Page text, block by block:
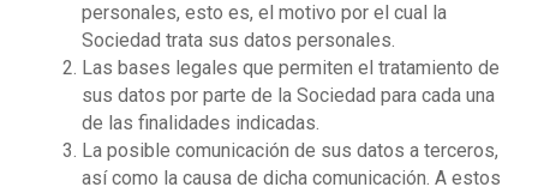
personales, esto es, el motivo por el cual la
Sociedad trata sus datos personales.
Las bases legales que permiten el tratamiento de
sus datos por parte de la Sociedad para cada una
de las finalidades indicadas.
La posible comunicación de sus datos a terceros,
así como la causa de dicha comunicación. A estos